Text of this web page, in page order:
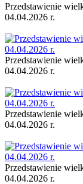
Przedstawienie
04.04.2026 r.
Przedstawienie
04.04.2026 r.
Przedstawienie
04.04.2026 r.
Przedstawienie
04.04.2026 r.